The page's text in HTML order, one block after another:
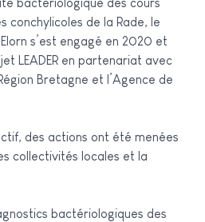
bactériologique des cours
conchylicoles de la Rade, le
s’est engagé en 2020 et
LEADER en partenariat avec
Bretagne et l’Agence de
des actions ont été menées
collectivités locales et la